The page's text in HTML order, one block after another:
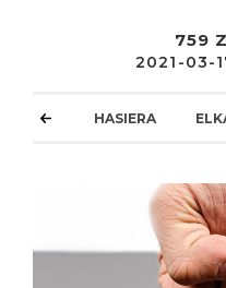
759
2021-03-
HASIERA